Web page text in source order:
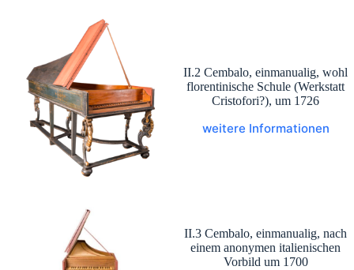
II.2 Cembalo, einmanualig, wohl
florentinische Schule (Werkstatt
Cristofori?), um 1726
weitere Informationen
II.3 Cembalo, einmanualig, nach
einem anonymen italienischen
Vorbild um 1700